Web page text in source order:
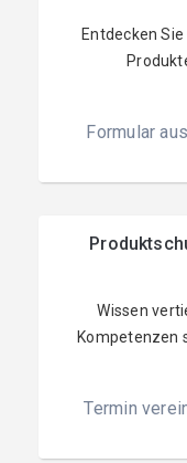
Entdecken
Formular
Wissen
Kompetenzen
Termin